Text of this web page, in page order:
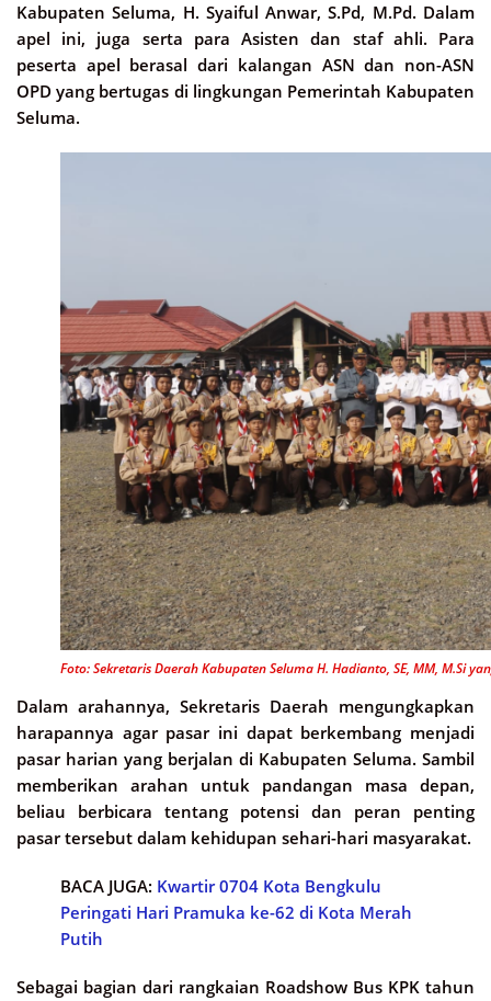
Kabupaten Seluma, H. Syaiful Anwar, S.Pd, M.Pd. Dalam
apel ini, juga serta para Asisten dan staf ahli. Para
peserta apel berasal dari kalangan ASN dan non-ASN
OPD yang bertugas di lingkungan Pemerintah Kabupaten
Seluma.
Foto: Sekretaris Daerah Kabupaten Seluma H. Hadianto, SE, MM, M.Si
Dalam arahannya, Sekretaris Daerah mengungkapkan
harapannya agar pasar ini dapat berkembang menjadi
pasar harian yang berjalan di Kabupaten Seluma. Sambil
memberikan arahan untuk pandangan masa depan,
beliau berbicara tentang potensi dan peran penting
pasar tersebut dalam kehidupan sehari-hari masyarakat.
BACA JUGA: Kwartir 0704 Kota Bengkulu
Peringati Hari Pramuka ke-62 di Kota Merah
Putih
Sebagai bagian dari rangkaian Roadshow Bus KPK tahun